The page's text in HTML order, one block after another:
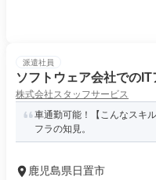
派遣社員
ソフトウェア会社でのIT
株式会社スタッフサービス
車通勤可能！【こんなスキ
フラの知見。
鹿児島県日置市